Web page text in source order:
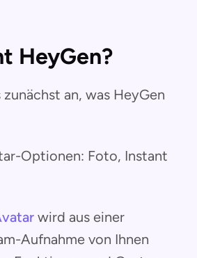
HeyGen?
an, was HeyGen
Optionen: Foto, Instant
wird aus einer
Aufnahme von Ihnen